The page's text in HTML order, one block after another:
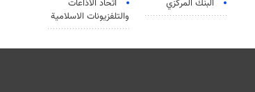
البنك المركزي
اتحاد الاذاعات
والتلفزيونات الاسلامية